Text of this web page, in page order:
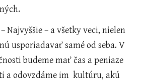
usporiadavať samé od seba. V
budeme mať čas a peniaze
a odovzdáme im  kultúru, akú